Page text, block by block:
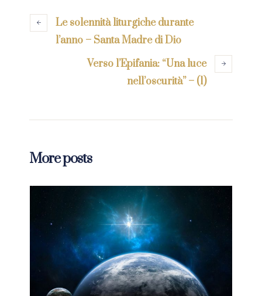
Le solennità liturgiche durante
l’anno – Santa Madre di Dio
Verso l’Epifania: “Una luce
nell’oscurità” – (1)
More posts